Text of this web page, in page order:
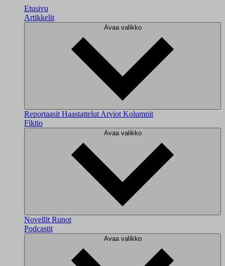
Etusivu
Artikkelit
Avaa valikko
Reportaasit Haastattelut Arviot Kolumnit
Fiktio
Avaa valikko
Novellit Runot
Podcastit
Avaa valikko